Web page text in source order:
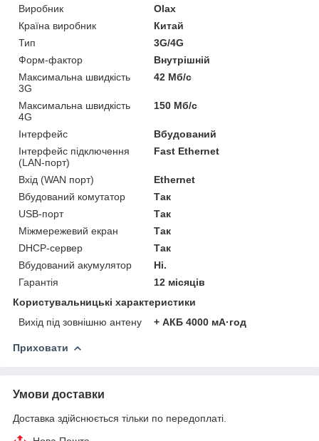
Виробник
Olax
Країна виробник
Китай
Тип
3G/4G
Форм-фактор
Внутрішній
Максимальна швидкість
3G
42 Мб/с
Максимальна швидкість
4G
150 Мб/с
Інтерфейс
Вбудований
Інтерфейс підключення
(LAN-порт)
Fast Ethernet
Вхід (WAN порт)
Ethernet
Вбудований комутатор
Так
USB-порт
Так
Міжмережевий екран
Так
DHCP-сервер
Так
Вбудований акумулятор
Ні.
Гарантія
12 місяців
Користувальницькі характеристики
Вихід під зовнішню антену
+ АКБ 4000 мА·год
Приховати
Умови доставки
Доставка здійснюється тільки по передоплаті.